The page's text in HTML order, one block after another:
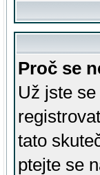
Proč se
Už jste
tato
ptejte se